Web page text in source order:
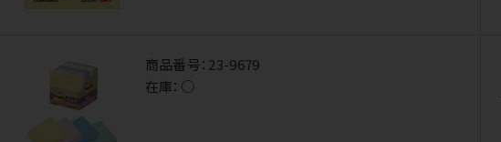
商品番号： 23-9679
在庫： ○